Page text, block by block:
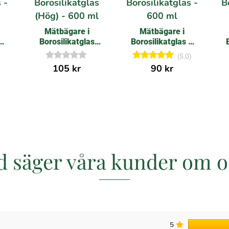
r
e
n
s
o
Mätbägare i
Borosilikatglas
(Hög) – 600 ml
n
e
105 kr
Mätbägare i
Borosilikatglas –
600 ml
Betygsatt
5.00
(5.0)
90 kr
säger våra kunder om
5